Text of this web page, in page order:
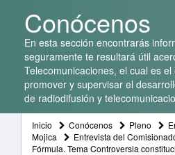
Conócenos
En esta sección encontrarás
seguramente te resultará útil
Telecomunicaciones, el cual es
promover y supervisar el
de radiodifusión y
Inicio Conócenos Pleno
Mojica
Entrevista del
Fórmula. Tema Controversia